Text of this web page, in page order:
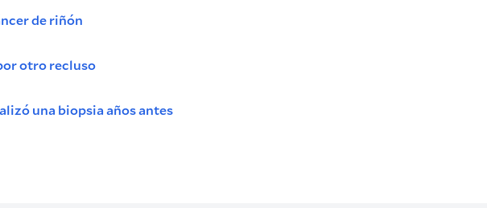
de riñón
otro recluso
una biopsia años antes